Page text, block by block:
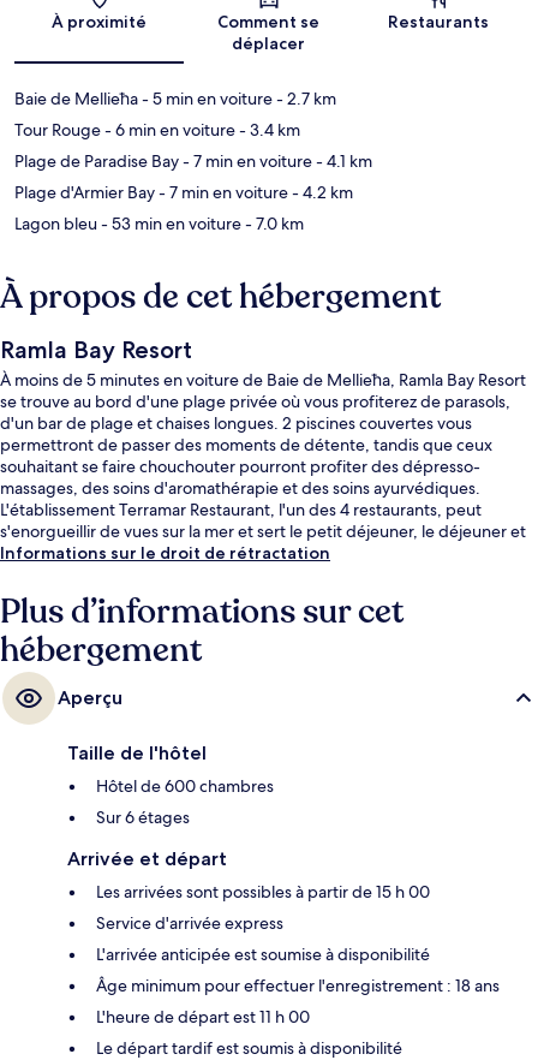
Carte
À proximité
Comment se
déplacer
Restaurants
Baie de Mellieħa- 5 min en voiture- 2.7 km
Tour Rouge- 6 min en voiture- 3.4 km
Plage de Paradise Bay- 7 min en voiture- 4.1 km
Plage d'Armier Bay- 7 min en voiture- 4.2 km
Lagon bleu- 53 min en voiture- 7.0 km
À propos de cet hébergement
Ramla Bay Resort
À moins de 5 minutes en voiture de Baie de Mellieħa, Ramla Bay Resort
se trouve au bord d'une plage privée où vous profiterez de parasols,
d'un bar de plage et chaises longues. 2 piscines couvertes vous
permettront de passer des moments de détente, tandis que ceux
souhaitant se faire chouchouter pourront profiter des dépresso-
massages, des soins d'aromathérapie et des soins ayurvédiques.
L'établissement Terramar Restaurant, l'un des 4 restaurants, peut
s'enorgueillir de vues sur la mer et sert le petit déjeuner, le déjeuner et
le dîner. Cet hôtel de style méditerranéen abrite en outre 2 bars en
ouverte 24 h/24. Les autres voyageurs ne disent que du bien en ce qui
concerne le personnel attentionné.
Informations sur le droit de rétractation
Plus d’informations sur cet
hébergement
Aperçu
Taille de l'hôtel
Hôtel de 600 chambres
Sur 6 étages
Arrivée et départ
Les arrivées sont possibles à partir de 15 h 00
Service d'arrivée express
L'arrivée anticipée est soumise à disponibilité
Âge minimum pour effectuer l'enregistrement : 18 ans
L'heure de départ est 11 h 00
Le départ tardif est soumis à disponibilité